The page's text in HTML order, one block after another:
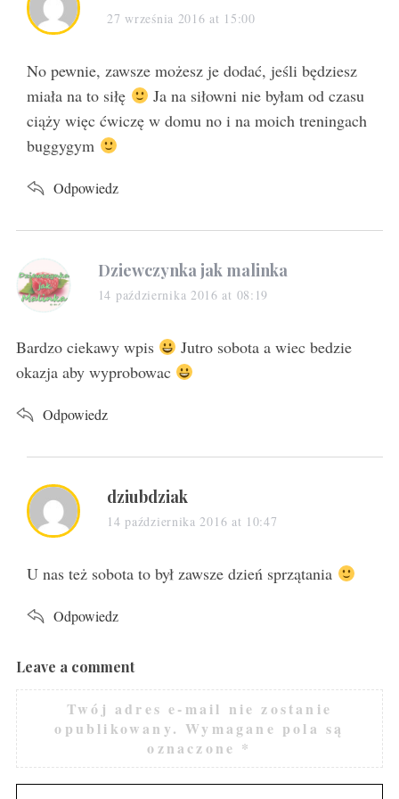
a
s
:
27 września 2016 at 15:00
No pewnie, zawsze możesz je dodać, jeśli będziesz
miała na to siłę
Ja na siłowni nie byłam od czasu
ciąży więc ćwiczę w domu no i na moich treningach
buggygym
Odpowiedz
s
a
s
:
Dziewczynka jak malinka
14 października 2016 at 08:19
Bardzo ciekawy wpis
Jutro sobota a wiec bedzie
okazja aby wyprobowac
Odpowiedz
s
a
s
dziubdziak
14 października 2016 at 10:47
U nas też sobota to był zawsze dzień sprzątania
Odpowiedz
L
e
a
v
e
Leave a comment
Twój adres e-mail nie zostanie
opublikowany. Wymagane pola są
oznaczone *